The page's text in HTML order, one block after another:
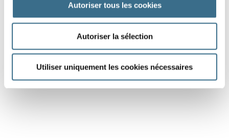
Autoriser tous les cookies
Autoriser la sélection
Utiliser uniquement les cookies nécessaires
Question 10.
chanter - Conditionnel Présent
tuchant